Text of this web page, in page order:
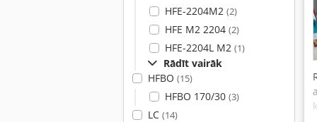
HFE-2204M2 (2)
HFE M2 2204 (2)
HFE-2204L M2 (1)
Rādīt vairāk
HFBO (15)
HFBO 170/30 (3)
LC (14)